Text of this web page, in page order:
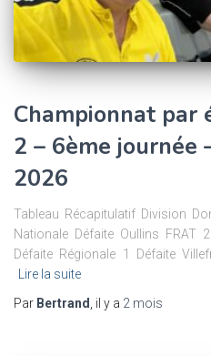
Championnat par
2 – 6ème journée
2026
Tableau Récapitulatif Division
Nationale Défaite Oullins FRAT
Défaite Régionale 1 Défaite
Lire la suite
Par Bertrand , il y a 2 mois